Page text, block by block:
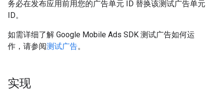
务必在发布应用前用您的广告单元 ID 替换该测试广告单元
ID。
如需详细了解 Google Mobile Ads SDK 测试广告如何运
作，请参阅测试广告。
实现